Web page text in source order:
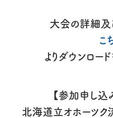
大会の詳細及
こ
よりダウンロー
【参加申し込
北海道立オホーツク